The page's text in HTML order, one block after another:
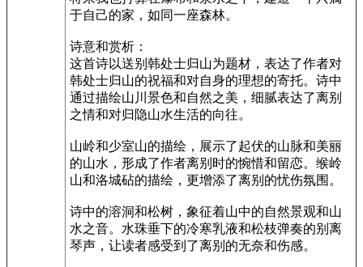
于自己的家，如同一座森林。
诗意和赏析：
这首诗以送别韩处士归山为题材，表达了作者对
韩处士归山的祝福和对自身的理想的寄托。诗中
通过描绘山川景色和自然之美，细腻表达了离别
之情和对归隐山水生活的向往。
山岭和少室山的描绘，展示了起伏的山脉和美丽
的山水，形成了作者离别时的惋惜和留恋。缑岭
山和洛城砧的描绘，更增添了离别的忧伤氛围。
诗中的溶洞和松树，象征着山中的自然景观和山
水之音。水珠垂下的冷寒乳液和松枝弹奏的别离
琴声，让读者感受到了离别的无奈和伤感。